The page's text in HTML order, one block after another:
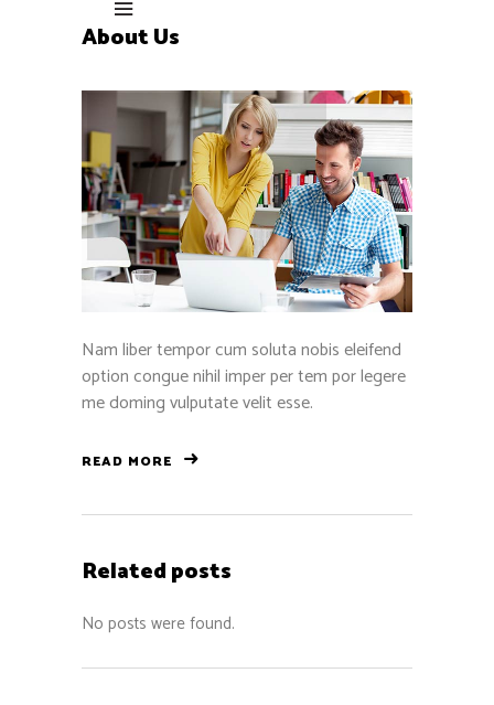
About Us
Nam liber tempor cum soluta nobis eleifend
option congue nihil imper per tem por legere
me doming vulputate velit esse.
READ MORE
Related posts
No posts were found.